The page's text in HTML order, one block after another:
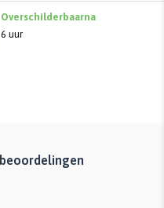
Overschilderbaarna
6 uur
beoordelingen